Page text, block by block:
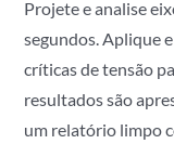
Projete e analise
segundos. Aplique
críticas de tensão
resultados são
um relatório limpo